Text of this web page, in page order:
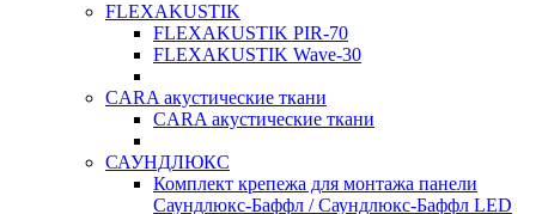
FLEXAKUSTIK
FLEXAKUSTIK PIR-70
FLEXAKUSTIK Wave-30
CARA акустические ткани
CARA акустические ткани
САУНДЛЮКС
Комплект крепежа для монтажа панели
Саундлюкс-Баффл / Саундлюкс-Баффл LED